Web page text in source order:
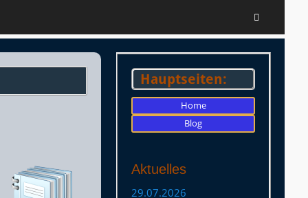
Hauptseiten:
Home
Blog
Aktuelles
29.07.2026